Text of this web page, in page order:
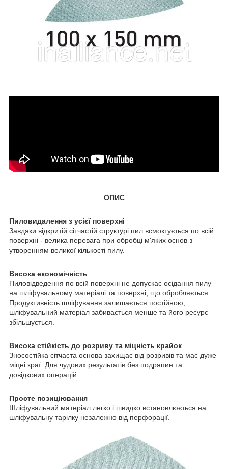
ОПИС
Пиловидалення з усієї поверхні
Завдяки відкритій сітчастій структурі пил всмоктується по всій
поверхні - велика перевага при обробці м'яких основ з
утворенням великої кількості пилу.
Висока економічність
Пиловідведення по всій поверхні не допускає осідання пилу
на шліфувальному матеріалі та поверхні, що обробляється.
Продуктивність шліфування залишається постійною,
шліфувальний матеріал забивається менше та його ресурс
збільшується.
Висока стійкість до розриву та міцність крайок
Зносостійка сітчаста основа захищає від розривів та має дуже
міцні краї. Для чудових результатів без подряпин та
довідкових операцій.
Просте позиціювання
Шліфувальний матеріал легко і швидко встановлюється на
шліфувальну тарілку незалежно від перфорації.